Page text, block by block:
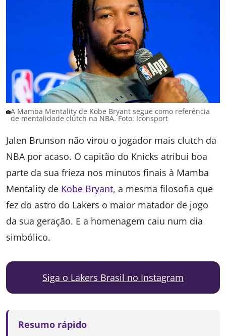
A Mamba Mentality de Kobe Bryant segue como referência
de mentalidade clutch na NBA. Foto: Iconsport
Jalen Brunson não virou o jogador mais clutch da
NBA por acaso. O capitão do Knicks atribui boa
parte da sua frieza nos minutos finais à Mamba
Mentality de Kobe Bryant, a mesma filosofia que
fez do astro do Lakers o maior matador de jogo
da sua geração. E a homenagem caiu num dia
simbólico.
Siga o Lakers Brasil no Instagram
Resumo rápido